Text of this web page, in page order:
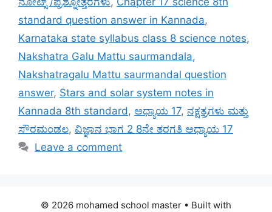
standard question answer in Kannada,
Karnataka state syllabus class 8 science notes,
Nakshatra Galu Mattu saurmandala,
Nakshatragalu Mattu saurmandal question
answer, Stars and solar system notes in
Kannada 8th standard , ಅಧ್ಯಾಯ 17, ನಕ್ಷತ್ರಗಳು ಮತ್ತು
ಸೌರಮಂಡಲ, ವಿಜ್ಞಾನ ಭಾಗ 2 8ನೇ ತರಗತಿ ಅಧ್ಯಾಯ 17
Leave a comment
© 2026 mohamed school master • Built with